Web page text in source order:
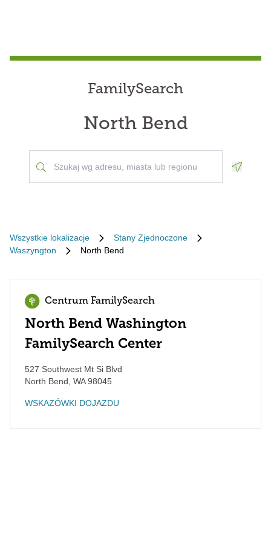
FamilySearch
North Bend
Wszystkie lokalizacje
Stany Zjednoczone
Waszyngton
North Bend
Centrum FamilySearch
North Bend Washington
FamilySearch Center
527 Southwest Mt Si Blvd
North Bend WA98045
WSKAZÓWKI DOJAZDU